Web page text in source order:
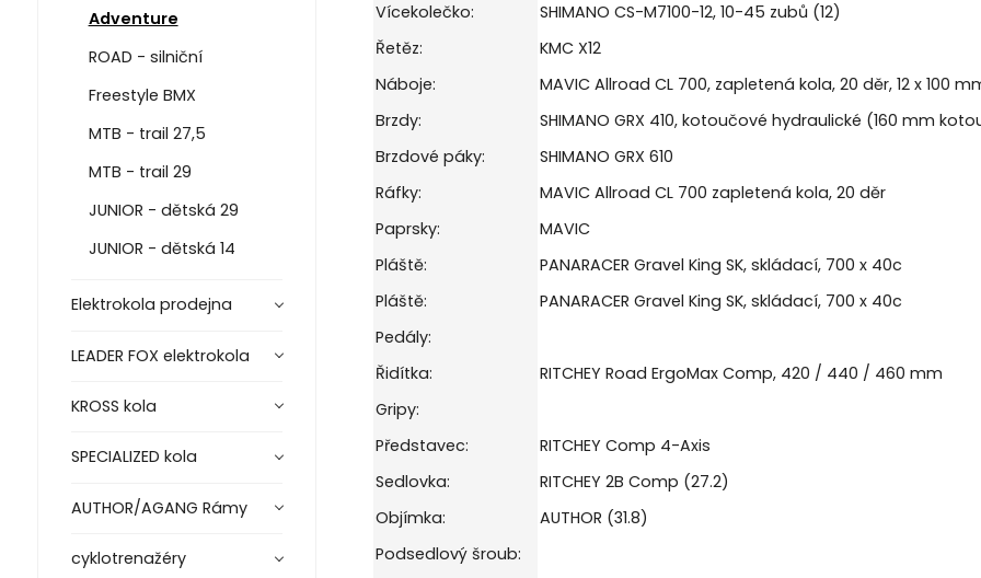
Adventure
ROAD - silniční
Freestyle BMX
MTB - trail 27,5
MTB - trail 29
JUNIOR - dětská 29
JUNIOR - dětská 14
Elektrokola prodejna
LEADER FOX elektrokola
KROSS kola
SPECIALIZED kola
AUTHOR/AGANG Rámy
cyklotrenažéry
Vícekolečko:
SHIMANO CS-M7100-12, 10-45 zubů (12)
Řetěz:
KMC X12
Náboje:
MAVIC Allroad CL 700, zapletená kola, 20 děr, 12 x 100
Brzdy:
SHIMANO GRX 410, kotoučové hydraulické (160 mm
Brzdové páky:
SHIMANO GRX 610
Ráfky:
MAVIC Allroad CL 700 zapletená kola, 20 děr
Paprsky:
MAVIC
Pláště:
PANARACER Gravel King SK, skládací, 700 x 40c
Pláště:
PANARACER Gravel King SK, skládací, 700 x 40c
Pedály:
Řidítka:
RITCHEY Road ErgoMax Comp, 420 / 440 / 460 mm
Gripy:
Představec:
RITCHEY Comp 4-Axis
Sedlovka:
RITCHEY 2B Comp (27.2)
Objímka:
AUTHOR (31.8)
Podsedlový šroub: